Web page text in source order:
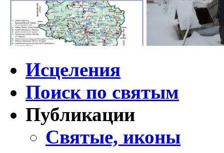
Исцеления
Поиск по святым
Публикации
Святые, иконы